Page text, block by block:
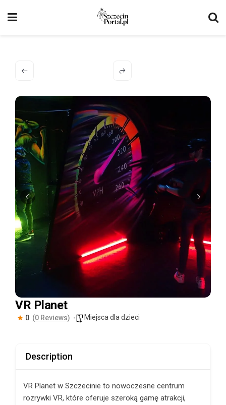
VR Planet
0 (0 Reviews) Miejsca dla dzieci
Description
VR Planet w Szczecinie to nowoczesne centrum
rozrywki VR, które oferuje szeroką gamę atrakcji,